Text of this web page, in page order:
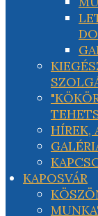
HÍREK,
KAPOSVÁR